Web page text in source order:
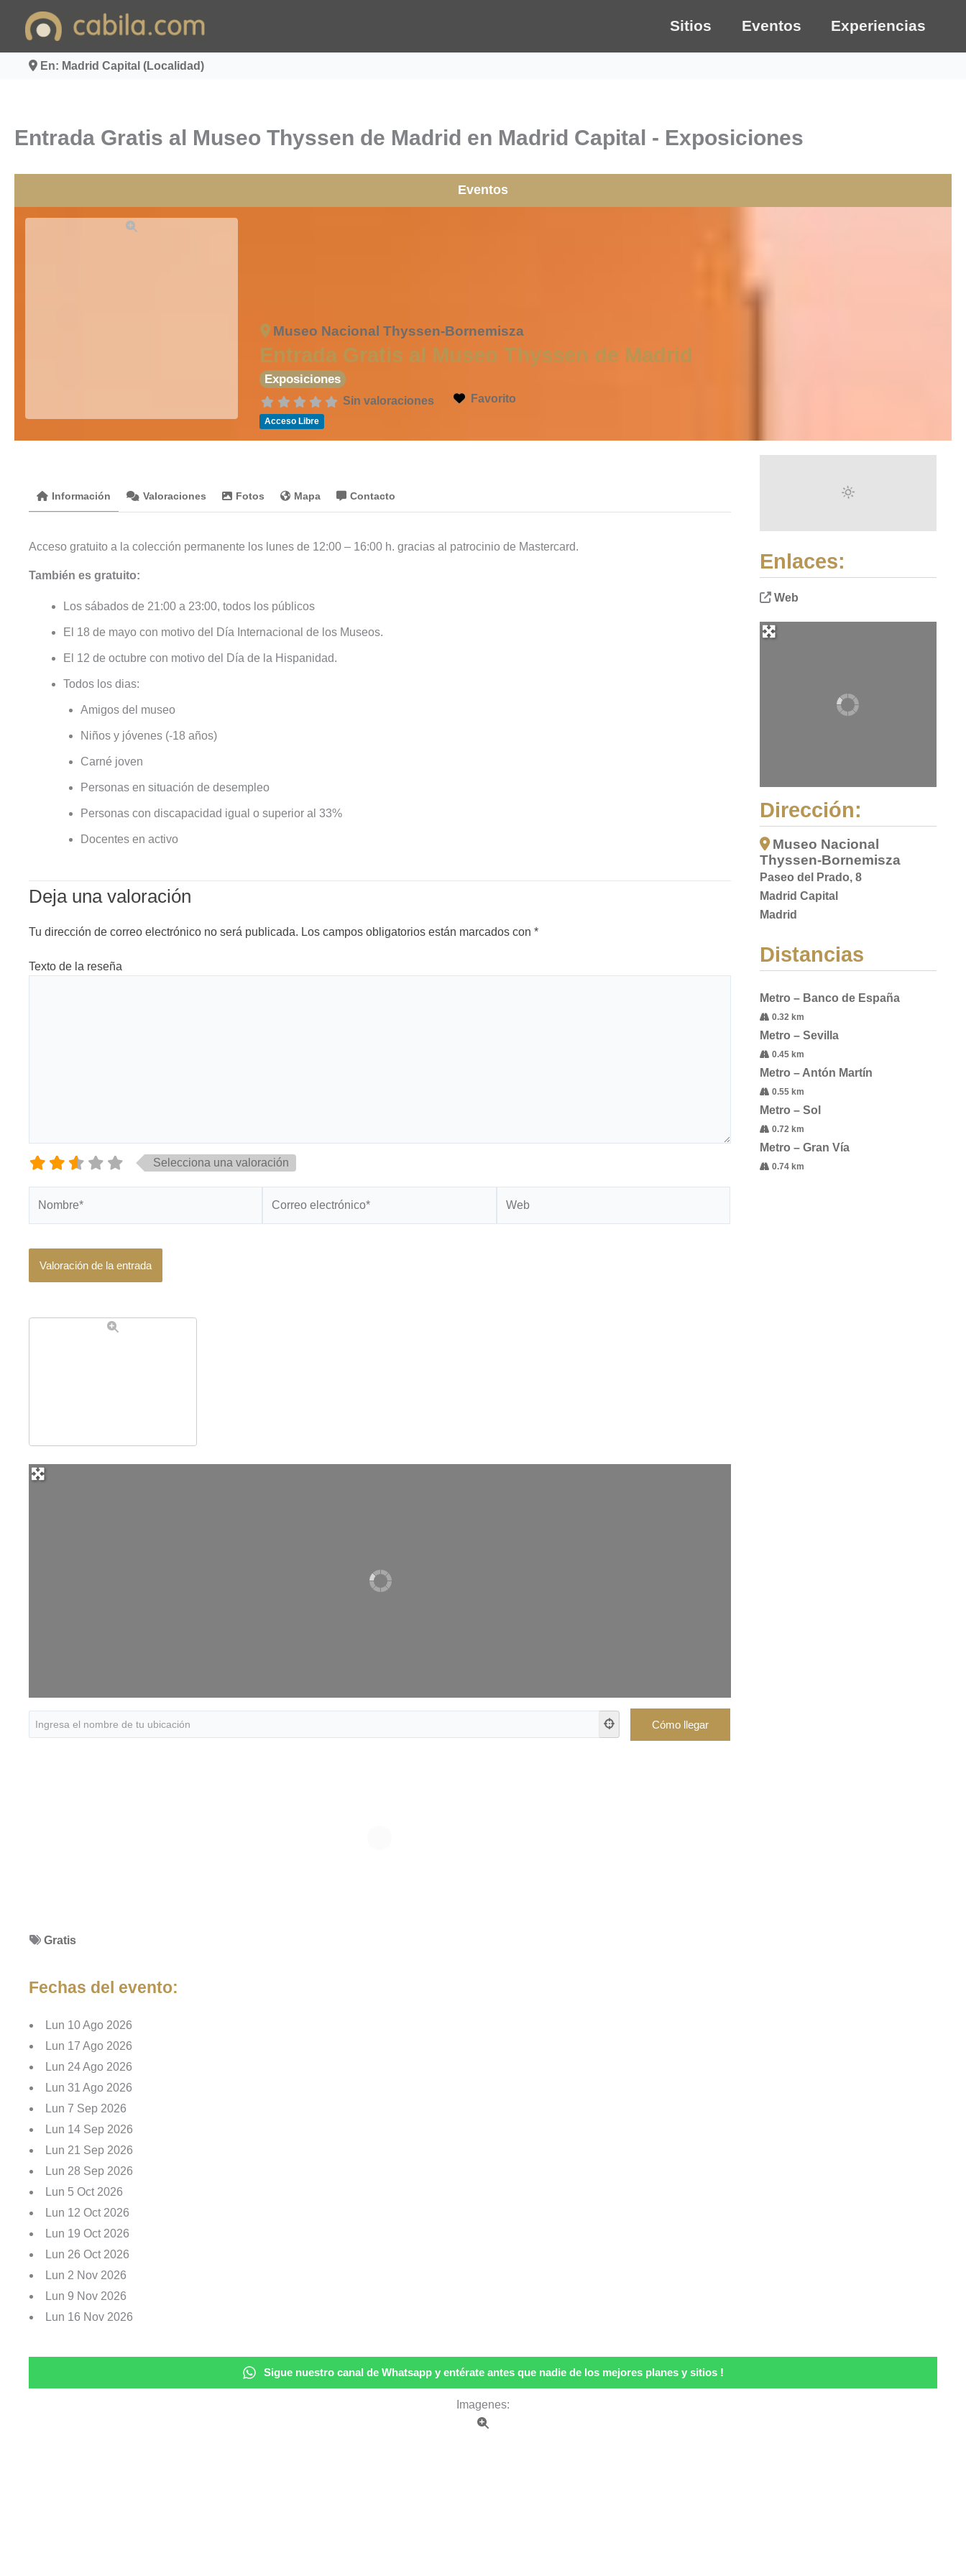
Sitios Eventos Experiencias
En: Madrid Capital (Localidad)
Entrada Gratis al Museo Thyssen de Madrid en Madrid Capital - Exposiciones
Eventos
Museo Nacional Thyssen-Bornemisza
Entrada Gratis al Museo Thyssen de Madrid
Exposiciones
Sin valoraciones Favorito
Acceso Libre
Información Valoraciones Fotos Mapa Contacto
Acceso gratuito a la colección permanente los lunes de 12:00 – 16:00 h. gracias al patrocinio de Mastercard.
También es gratuito:
Los sábados de 21:00 a 23:00, todos los públicos
El 18 de mayo con motivo del Día Internacional de los Museos.
El 12 de octubre con motivo del Día de la Hispanidad.
Todos los dias:
Amigos del museo
Niños y jóvenes (-18 años)
Carné joven
Personas en situación de desempleo
Personas con discapacidad igual o superior al 33%
Docentes en activo
Deja una valoración
Tu dirección de correo electrónico no será publicada. Los campos obligatorios están marcados con *
Texto de la reseña
Selecciona una valoración
electrónico*
Gratis
Fechas del evento:
Lun 10 Ago 2026
Lun 17 Ago 2026
Lun 24 Ago 2026
Lun 31 Ago 2026
Lun 7 Sep 2026
Lun 14 Sep 2026
Lun 21 Sep 2026
Lun 28 Sep 2026
Lun 5 Oct 2026
Lun 12 Oct 2026
Lun 19 Oct 2026
Lun 26 Oct 2026
Lun 2 Nov 2026
Lun 9 Nov 2026
Lun 16 Nov 2026
Enlaces:
Web
Dirección:
Museo Nacional
Thyssen-Bornemisza
Paseo del Prado, 8
Madrid Capital
Madrid
Distancias
Metro – Banco de España
0.32 km
Metro – Sevilla
0.45 km
Metro – Antón Martín
0.55 km
Metro – Sol
0.72 km
Metro – Gran Vía
0.74 km
Sigue nuestro canal de Whatsapp y entérate antes que nadie de los mejores planes y sitios !
Imagenes: